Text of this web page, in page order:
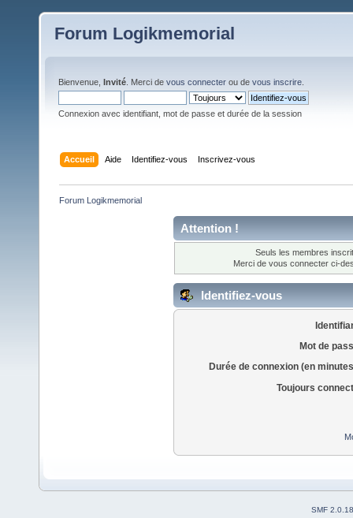
Forum Logikmemorial
Bienvenue, Invité . Merci de vous connecter ou de vous inscrire
Connexion avec identifiant, mot de passe et durée de la session
Accueil Aide Identifiez-vous Inscrivez-vous
Forum Logikmemorial
Attention !
Seuls les membres
Merci de vous connecter ci-
Identifiez-vous
Mot de
Durée de connexion (en
Toujours
SMF 2.0.18